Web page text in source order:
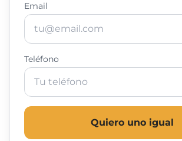
Email
Teléfono
Quiero uno igual